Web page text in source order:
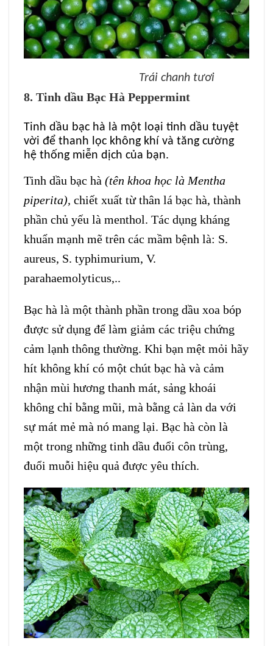
Trái chanh tươi
8. Tinh dầu Bạc Hà Peppermint
Tinh dầu bạc hà là một loại tinh dầu tuyệt
vời để thanh lọc không khí và tăng cường
hệ thống miễn dịch của bạn.
Tinh dầu bạc hà (tên khoa học là Mentha
piperita), chiết xuất từ thân lá bạc hà, thành
phần chủ yếu là menthol. Tác dụng kháng
khuẩn mạnh mẽ trên các mầm bệnh là: S.
aureus, S. typhimurium, V.
parahaemolyticus,..
Bạc hà là một thành phần trong dầu xoa bóp
được sử dụng để làm giảm các triệu chứng
cảm lạnh thông thường. Khi bạn mệt mỏi hãy
hít không khí có một chút bạc hà và cảm
nhận mùi hương thanh mát, sảng khoái
không chỉ bằng mũi, mà bằng cả làn da với
sự mát mẻ mà nó mang lại. Bạc hà còn là
một trong những tinh dầu đuổi côn trùng,
đuổi muỗi hiệu quả được yêu thích.